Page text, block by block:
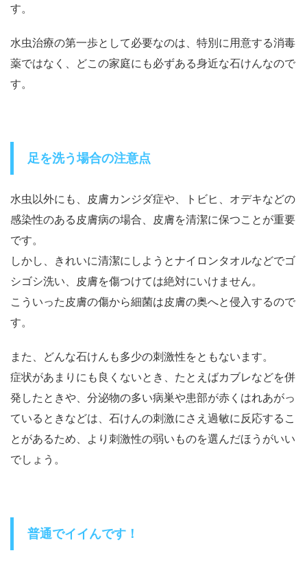
す。
水虫治療の第一歩として必要なのは、特別に用意する消毒
薬ではなく、どこの家庭にも必ずある身近な石けんなので
す。
足を洗う場合の注意点
水虫以外にも、皮膚カンジダ症や、トビヒ、オデキなどの
感染性のある皮膚病の場合、皮膚を清潔に保つことが重要
です。
しかし、きれいに清潔にしようとナイロンタオルなどでゴ
シゴシ洗い、皮膚を傷つけては絶対にいけません。
こういった皮膚の傷から細菌は皮膚の奥へと侵入するので
す。
また、どんな石けんも多少の刺激性をともないます。
症状があまりにも良くないとき、たとえばカブレなどを併
発したときや、分泌物の多い病巣や患部が赤くはれあがっ
ているときなどは、石けんの刺激にさえ過敏に反応するこ
とがあるため、より刺激性の弱いものを選んだほうがいい
でしょう。
普通でイイんです！